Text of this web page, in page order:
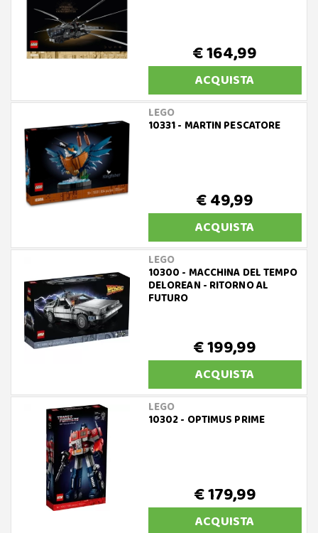
€ 164,99
ACQUISTA
LEGO
10331 - MARTIN PESCATORE
€ 49,99
ACQUISTA
LEGO
10300 - MACCHINA DEL TEMPO
DELOREAN - RITORNO AL
FUTURO
€ 199,99
ACQUISTA
LEGO
10302 - OPTIMUS PRIME
€ 179,99
ACQUISTA